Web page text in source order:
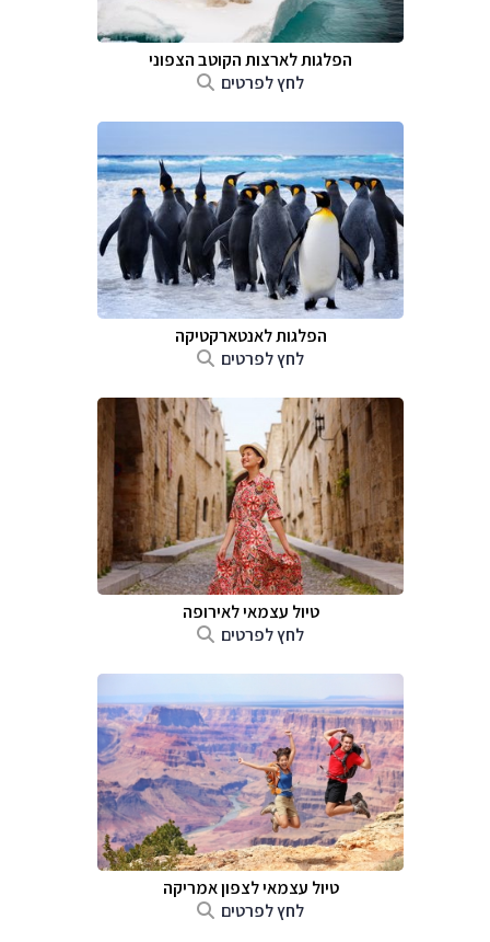
הפלגות לארצות הקוטב הצפוני
לחץ לפרטים
הפלגות לאנטארקטיקה
לחץ לפרטים
טיול עצמאי לאירופה
לחץ לפרטים
טיול עצמאי לצפון אמריקה
לחץ לפרטים